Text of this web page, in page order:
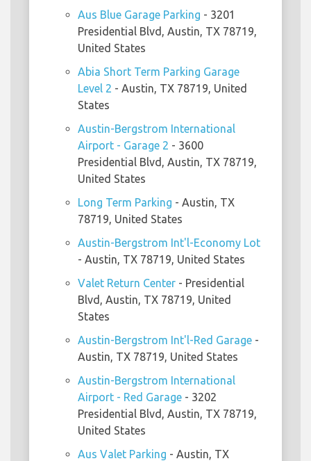
Aus Blue Garage Parking - 3201
Presidential Blvd, Austin, TX 78719,
United States
Abia Short Term Parking Garage
Level 2 - Austin, TX 78719, United
States
Austin-Bergstrom International
Airport - Garage 2 - 3600
Presidential Blvd, Austin, TX 78719,
United States
Long Term Parking - Austin, TX
78719, United States
Austin-Bergstrom Int'l-Economy Lot
- Austin, TX 78719, United States
Valet Return Center - Presidential
Blvd, Austin, TX 78719, United
States
Austin-Bergstrom Int'l-Red Garage -
Austin, TX 78719, United States
Austin-Bergstrom International
Airport - Red Garage - 3202
Presidential Blvd, Austin, TX 78719,
United States
Aus Valet Parking - Austin, TX